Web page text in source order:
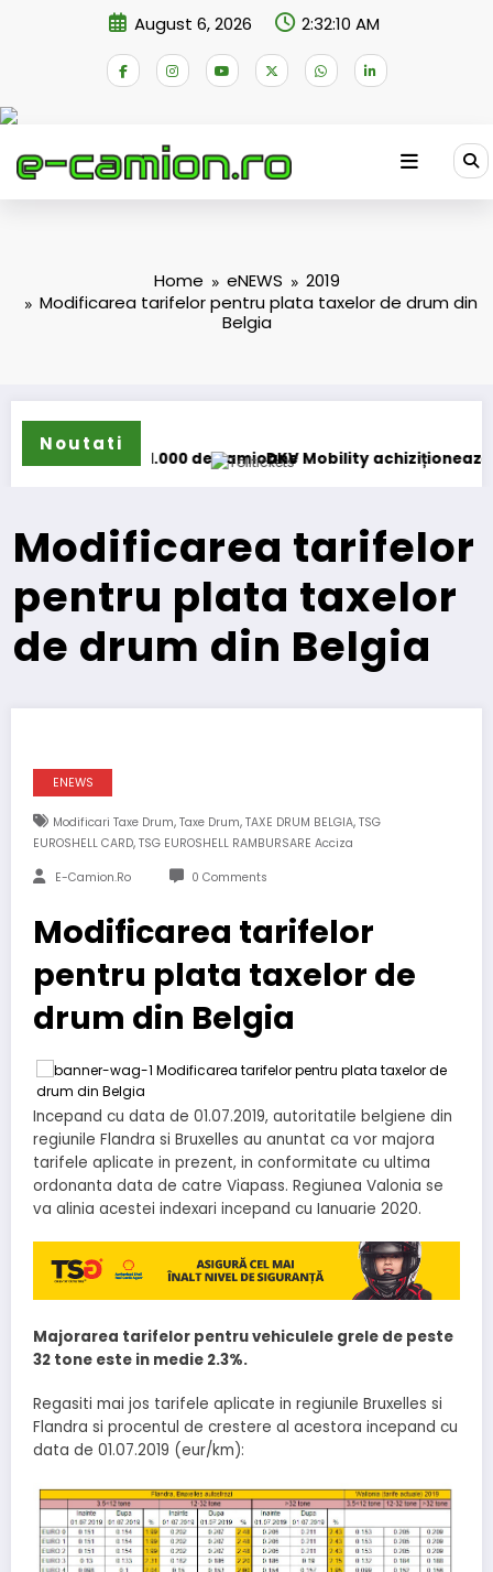
August 6, 2026 2:32:10 AM
Home eNEWS
2019
Modificarea tarifelor pentru plata taxelor de drum din
Belgia
Noutati
de camioaneDKV Mobility achiziționează pachetul
Modificarea tarifelor
pentru plata taxelor
de drum din Belgia
ENEWS
Modificari Taxe Drum, Taxe Drum, TAXE DRUM BELGIA, TSG
EUROSHELL CARD, TSG EUROSHELL RAMBURSARE Acciza
E-Camion.ro 0 Comments
Modificarea tarifelor
pentru plata taxelor de
drum din Belgia
Incepand cu data de 01.07.2019, autoritatile belgiene din
regiunile Flandra si Bruxelles au anuntat ca vor majora
tarifele aplicate in prezent, in conformitate cu ultima
ordonanta data de catre Viapass. Regiunea Valonia se
va alinia acestei indexari incepand cu Ianuarie 2020.
Majorarea tarifelor pentru vehiculele grele de peste
32 tone este in medie 2.3%.
Regasiti mai jos tarifele aplicate in regiunile Bruxelles si
Flandra si procentul de crestere al acestora incepand cu
data de 01.07.2019 (eur/km):